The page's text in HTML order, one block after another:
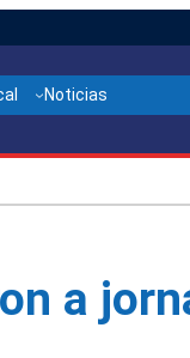
Noticias
a